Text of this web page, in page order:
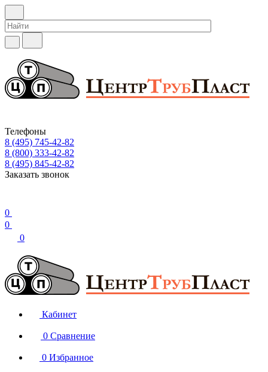
Телефоны
8 (495) 745-42-82
8 (800) 333-42-82
8 (495) 845-42-82
Заказать звонок
0
0
0
Кабинет
0 Сравнение
0 Избранное